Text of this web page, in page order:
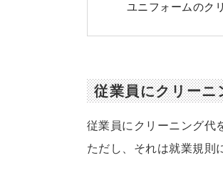
ユニフォームのク
従業員にクリーニ
従業員にクリーニング代
ただし、それは就業規則